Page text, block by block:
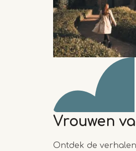
Vrouwen
Ontdek de